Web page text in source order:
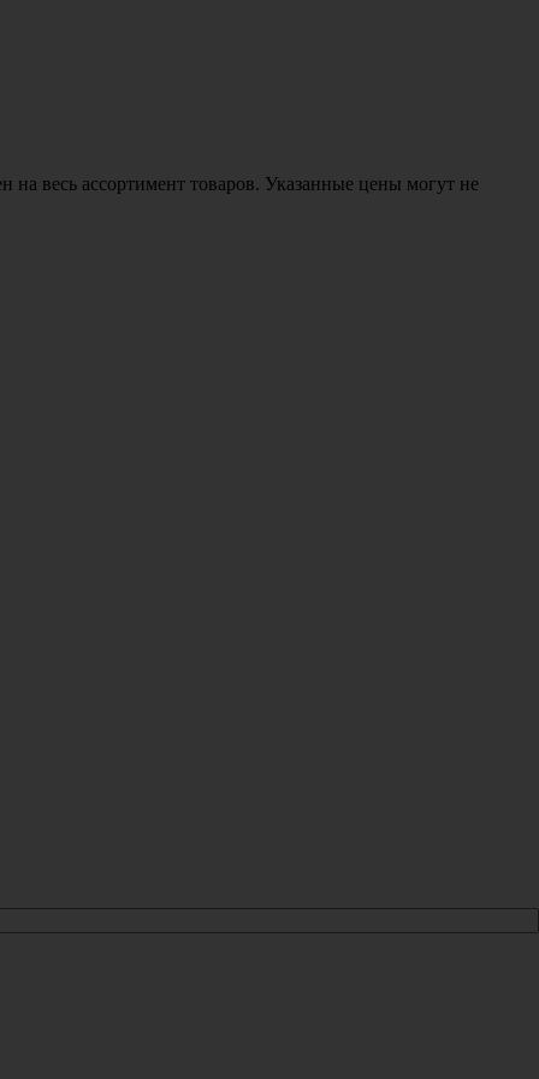
весь ассортимент товаров. Указанные цены могут не